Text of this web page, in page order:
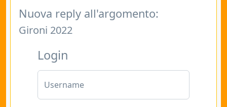
Nuova reply all'argomento:
Gironi 2022
Login
Username